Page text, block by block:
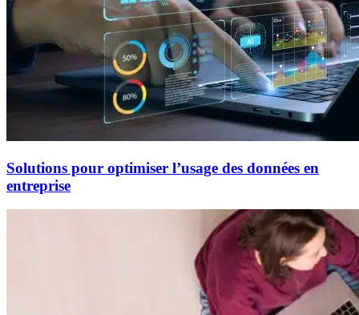
Solutions pour optimiser l’usage des données en
entreprise